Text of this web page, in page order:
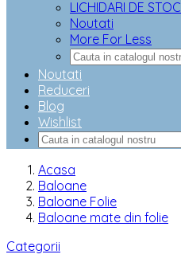
LICHIDARI DE STOC
Noutati
More For Less
Noutati
Reduceri
Blog
Wishlist
Acasa
Baloane
Baloane Folie
Baloane mate din folie
Categorii